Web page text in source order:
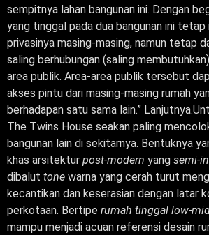
sempitnya lahan bangunan ini. Dengan
yang tinggal pada dua bangunan ini tetap
privasinya masing-masing, namun tetap
saling berhubungan (saling
area publik. Area-area publik tersebut
akses pintu dari masing-masing rumah
berhadapan satu sama lain.”
The Twins House seakan paling
bangunan lain di sekitarnya. Bentuknya
khas arsitektur post-modern yang semi-
dibalut tone warna yang cerah turut
kecantikan dan keserasian dengan latar
perkotaan. Bertipe rumah tinggal low-
mampu menjadi acuan referensi desain